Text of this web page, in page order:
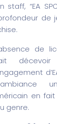
staff, “EA
de
de
en
genre.